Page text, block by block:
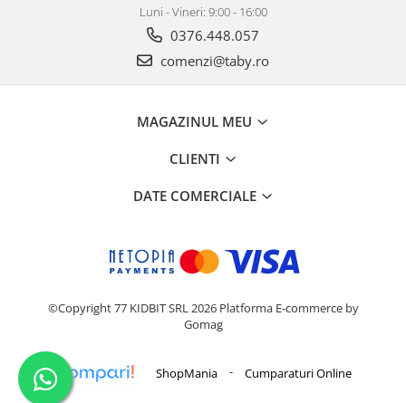
Luni - Vineri: 9:00 - 16:00
0376.448.057
comenzi@taby.ro
MAGAZINUL MEU
CLIENTI
DATE COMERCIALE
©Copyright 77 KIDBIT SRL 2026 Platforma E-commerce by
Gomag
ShopMania - Cumparaturi Online